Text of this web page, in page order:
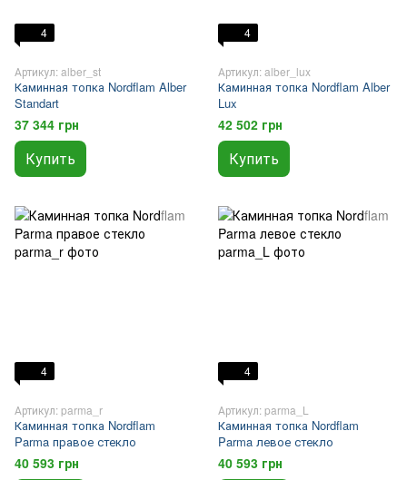
4
Артикул: alber_st
Каминная топка Nordflam Alber
Standart
37 344 грн
Купить
4
Артикул: alber_lux
Каминная топка Nordflam Alber
Lux
42 502 грн
Купить
4
Артикул: parma_r
Каминная топка Nordflam
Parma правое стекло
40 593 грн
4
Артикул: parma_L
Каминная топка Nordflam
Parma левое стекло
40 593 грн